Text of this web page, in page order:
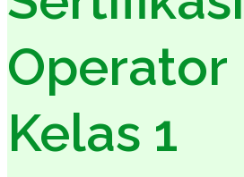
Operator
Kelas 1